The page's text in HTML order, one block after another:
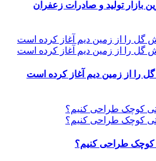
بازار تولید و صادرات زعفران
را از زمین دیم آغاز کرده است
کوچک طراحی کنیم؟